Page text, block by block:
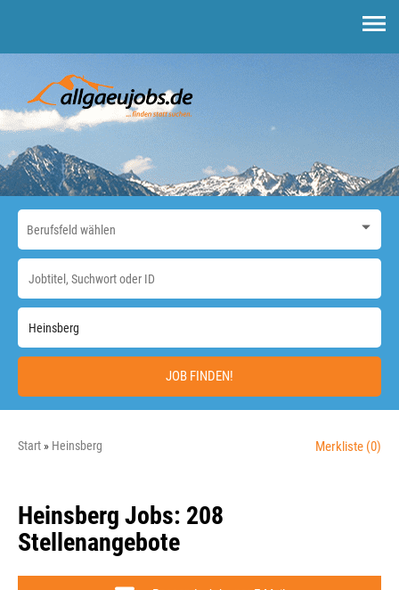
JOB FINDEN!
Start Heinsberg Merkliste (0)
Heinsberg Jobs: 208
Stellenangebote